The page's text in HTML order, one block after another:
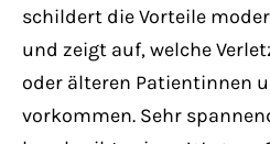
Lorem ipsum dolor sit
adipiscing elit.
Aenean commodo ligula
schildert die Vorteile
und zeigt auf, welche
oder älteren Patientinnen
vorkommen. Sehr